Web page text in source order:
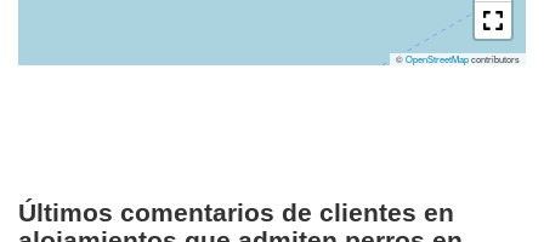
©OpenStreetMapcontributors
Últimos comentarios de clientes en